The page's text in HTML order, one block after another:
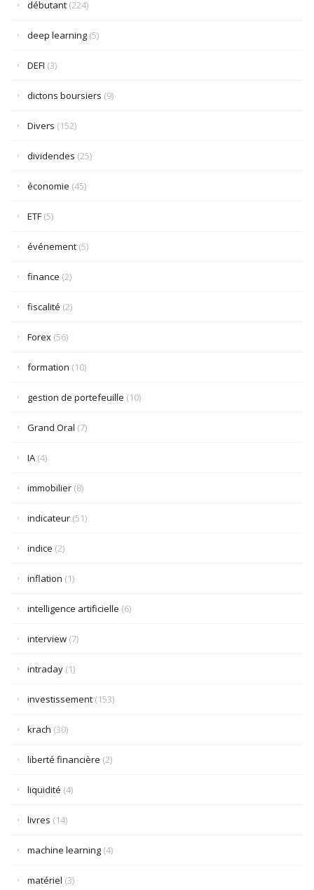
débutant (224)
deep learning (5)
DEFI (3)
dictons boursiers (9)
Divers (152)
dividendes (25)
économie (45)
ETF (5)
événement (5)
finance (2)
fiscalité (2)
Forex (56)
formation (10)
gestion de portefeuille (10)
Grand Oral (7)
IA (4)
immobilier (8)
indicateur (51)
indice (2)
inflation (1)
intelligence artificielle (6)
interview (7)
intraday (1)
investissement (153)
krach (30)
liberté financière (2)
liquidité (4)
livres (14)
machine learning (4)
matériel (3)